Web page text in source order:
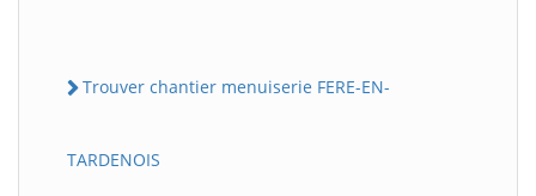
Trouver chantier menuiserie FERE-EN-
TARDENOIS